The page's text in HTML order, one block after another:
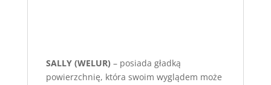
SALLY (WELUR) – posiada gładką
powierzchnię, która swoim wyglądem może